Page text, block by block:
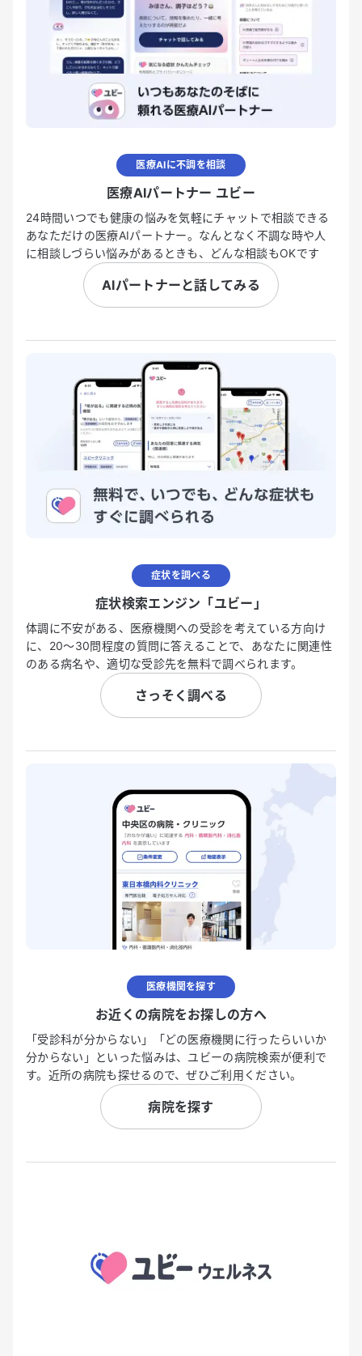
医療AIに不調を相談
医療AIパートナー ユビー
24時間いつでも健康の悩みを気軽にチャットで相談できる
あなただけの医療AIパートナー。なんとなく不調な時や人
に相談しづらい悩みがあるときも、どんな相談もOKです
AIパートナーと話してみる
症状を調べる
症状検索エンジン「ユビー」
体調に不安がある、医療機関への受診を考えている方向け
に、20〜30問程度の質問に答えることで、あなたに関連性
のある病名や、適切な受診先を無料で調べられます。
さっそく調べる
医療機関を探す
お近くの病院をお探しの方へ
「受診科が分からない」「どの医療機関に行ったらいいか
分からない」といった悩みは、ユビーの病院検索が便利で
す。近所の病院も探せるので、ぜひご利用ください。
病院を探す